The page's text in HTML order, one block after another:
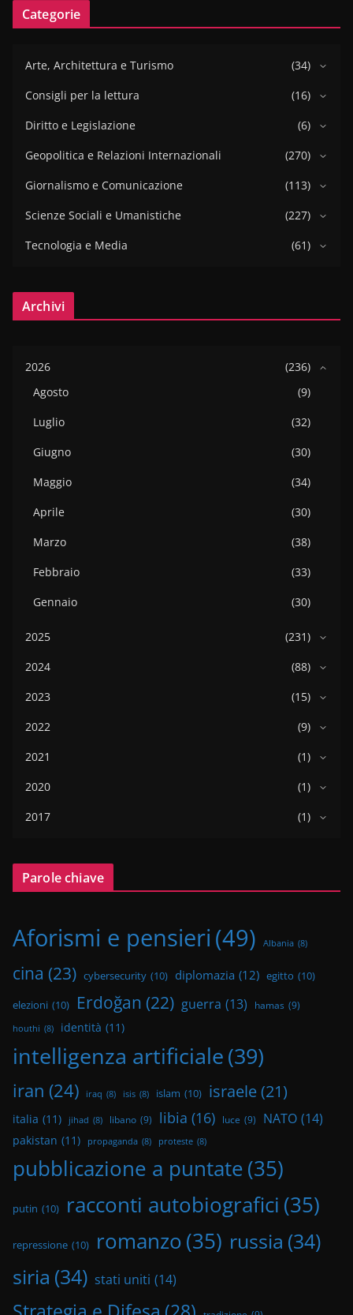
Categorie
Arte, Architettura e Turismo
(34)
Consigli per la lettura
(16)
Diritto e Legislazione
(6)
Geopolitica e Relazioni Internazionali
(270)
Giornalismo e Comunicazione
(113)
Scienze Sociali e Umanistiche
(227)
Tecnologia e Media
(61)
Archivi
2026
(236)
Agosto
(9)
Luglio
(32)
Giugno
(30)
Maggio
(34)
Aprile
(30)
Marzo
(38)
Febbraio
(33)
Gennaio
(30)
2025
(231)
2024
(88)
2023
(15)
2022
(9)
2021
(1)
2020
(1)
2017
(1)
Parole chiave
Aforismi e pensieri (49) Albania (8)
cina (23) cybersecurity (10) diplomazia (12) egitto (10)
elezioni (10) Erdoğan (22) guerra (13) hamas (9)
houthi (8) identità (11)
intelligenza artificiale(39)
iran (24) iraq (8) isis (8) islam (10) israele(21)
italia (11) jihad (8) libano (9) libia (16) luce (9) NATO (14)
pakistan (11) propaganda (8) proteste (8)
pubblicazione a puntate(35)
putin (10) racconti autobiografici (35)
repressione (10) romanzo(35) russia (34)
siria (34) stati uniti (14)